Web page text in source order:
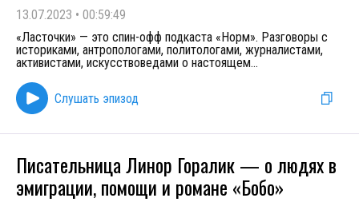
13.07.2023 • 00:59:49
«Ласточки» — это спин-офф подкаста «Норм». Разговоры с
историками, антропологами, политологами, журналистами,
активистами, искусствоведами о настоящем...
Слушать эпизод
Писательница Линор Горалик — о людях в
эмиграции, помощи и романе «Бобо»